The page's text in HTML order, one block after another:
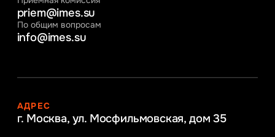
priem@imes.su
По общим вопросам
info@imes.su
АДРЕС
г. Москва, ул. Мосфильмовская, дом 35